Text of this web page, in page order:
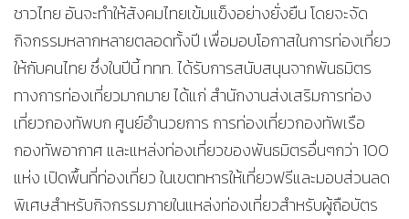
ชาวไทย อันจะทำให้สังคมไทยเข้มแข็งอย่างยั่งยืน โดยจะจัด
กิจกรรมหลากหลายตลอดทั้งปี เพื่อมอบโอกาสในการท่องเที่ยว
ให้กับคนไทย ซึ่งในปีนี้ ททท. ได้รับการสนับสนุนจากพันธมิตร
ทางการท่องเที่ยวมากมาย ได้แก่ สำนักงานส่งเสริมการท่อง
เที่ยวกองทัพบก ศูนย์อำนวยการ การท่องเที่ยวกองทัพเรือ
กองทัพอากาศ และแหล่งท่องเที่ยวของพันธมิตรอื่นๆกว่า 100
แห่ง เปิดพื้นที่ท่องเที่ยว ในเขตทหารให้เที่ยวฟรีและมอบส่วนลด
พิเศษสำหรับกิจกรรมภายในแหล่งท่องเที่ยวสำหรับผู้ถือบัตร